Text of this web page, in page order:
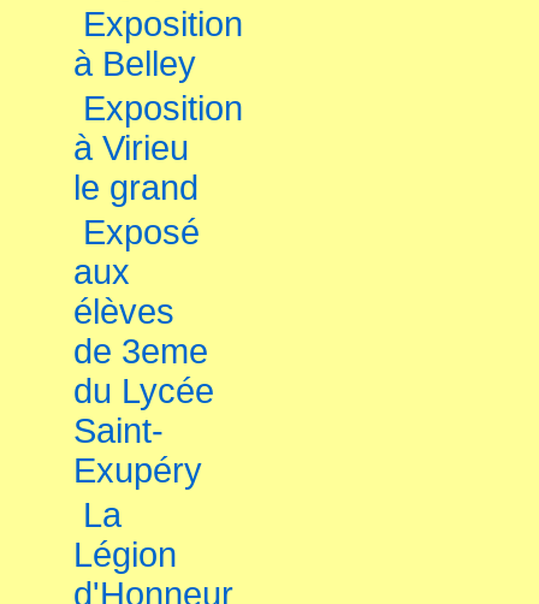
Exposition
à Belley
Exposition
à Virieu
le grand
Exposé
aux
élèves
de 3eme
du Lycée
Saint-
Exupéry
La
Légion
d'Honneur